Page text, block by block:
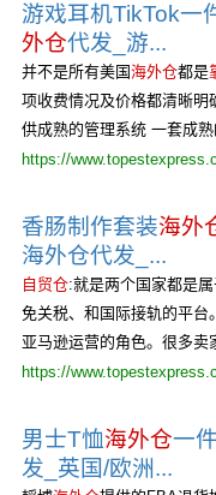
游戏耳机TikTok一
外仓代发_游...
并不是所有美国海外仓都是
项收费情况及价格都清晰
供成熟的管理系统 一套成
https://
香肠制作套装海外
海外仓代发_...
自贸仓:就是两个国家都是
免关税、和国际接轨的平台。
亚马逊运营的角色。很多卖
https://
男士T恤海外仓一
发_英国/欧洲...